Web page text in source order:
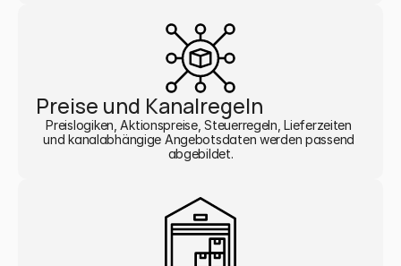
Preise und Kanalregeln
Preislogiken, Aktionspreise, Steuerregeln, Lieferzeiten
und kanalabhängige Angebotsdaten werden passend
abgebildet.